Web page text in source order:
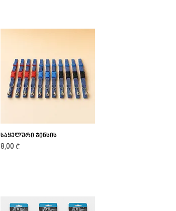
Quick View
საყელური ჯინსის
Price
8,00 ₾